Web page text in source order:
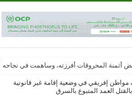
أثمنة المحروقات أفرزته، وساهمت في
مواطن إفريقي في وضعية إقامة غير قانونية
العمد المتبوع بالسرق